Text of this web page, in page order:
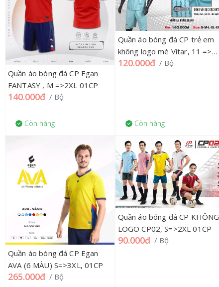
Quần áo bóng đá CP Egan
FANTASY , M =>2XL 01CP
140.000đ / Bộ
Còn hàng
Quần áo bóng đá CP trẻ em
không logo mè Vitar, 11 =>13
01CP
120.000đ / Bộ
Còn hàng
Quần áo bóng đá CP Egan
AVA (6 MÀU) S=>3XL, 01CP
265.000đ / Bộ
Quần áo bóng đá CP KHÔNG
LOGO CP02, S=>2XL 01CP
90.000đ / Bộ